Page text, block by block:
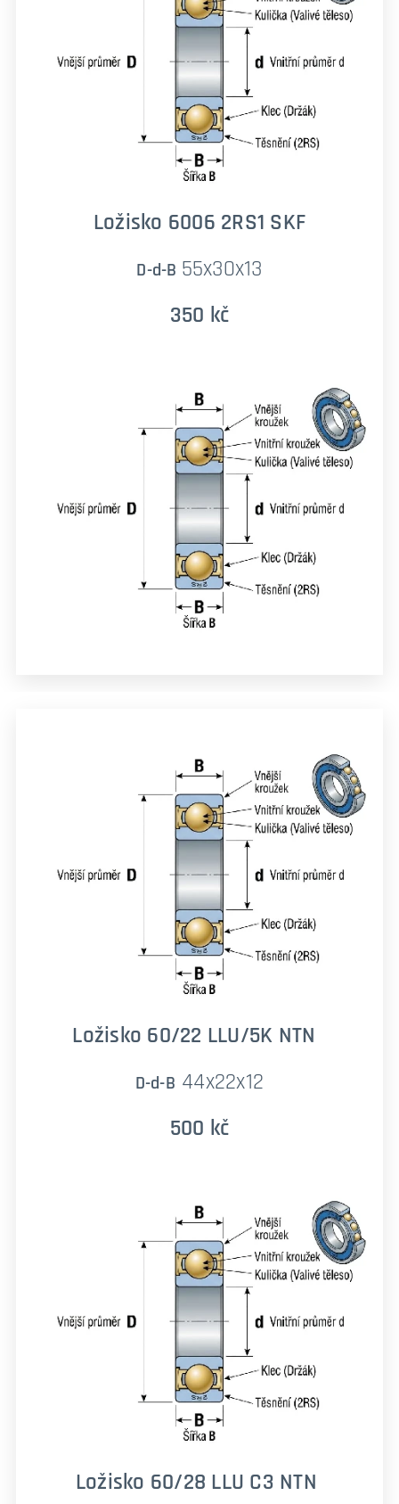
Ložisko 6006 2RS1 SKF
D-d-B 55x30x13
350 kč
Ložisko 60/22 LLU/5K NTN
D-d-B 44x22x12
500 kč
Ložisko 60/28 LLU C3 NTN